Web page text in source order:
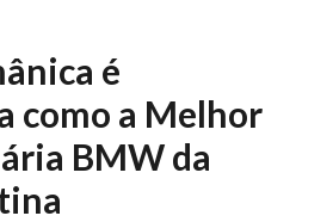
é
como a Melhor
BMW da